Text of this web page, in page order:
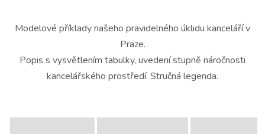
Modelové příklady našeho pravidelného úklidu kanceláří v
Praze.
Popis s vysvětlením tabulky, uvedení stupně náročnosti
kancelářského prostředí. Stručná legenda.